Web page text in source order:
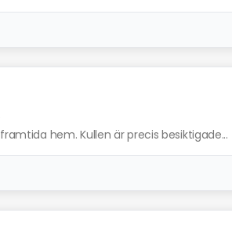
hem. Kullen är precis besiktigade...